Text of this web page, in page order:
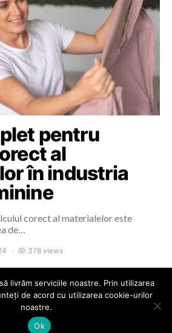
pentru
al
în industria
corect al materialelor este
de…
378 views
of Cluj
livrăm serviciile noastre. Prin utilizarea
de acord cu utilizarea cookie-urilor
noastre.
Ok